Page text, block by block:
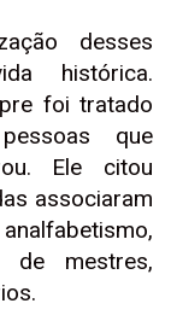
desses
histórica.
foi tratado
que
Ele citou
associaram
de mestres,